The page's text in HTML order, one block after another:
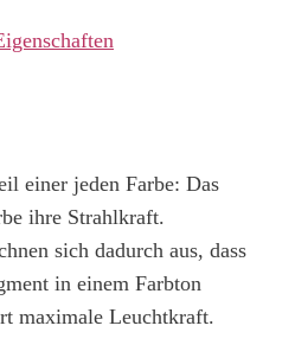
einer jeden Farbe: Das
ihre Strahlkraft.
sich dadurch aus, dass
in einem Farbton
maximale Leuchtkraft.